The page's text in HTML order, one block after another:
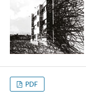
PDF